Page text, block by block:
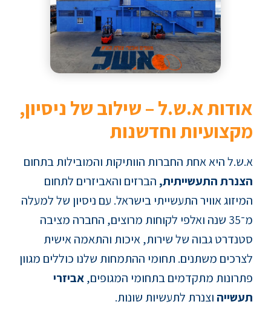
אודות א.ש.ל – שילוב של ניסיון,
מקצועיות וחדשנות
א.ש.ל היא אחת החברות הוותיקות והמובילות בתחום
הצנרת התעשייתית, הברזים והאביזרים לתחום
המיזוג אוויר התעשייתי בישראל. עם ניסיון של למעלה
מ־35 שנה ואלפי לקוחות מרוצים, החברה מציבה
סטנדרט גבוה של שירות, איכות והתאמה אישית
לצרכים משתנים. תחומי ההתמחות שלנו כוללים מגוון
פתרונות מתקדמים בתחומי המגופים,אביזרי
תעשייה וצנרת לתעשיות שונות.